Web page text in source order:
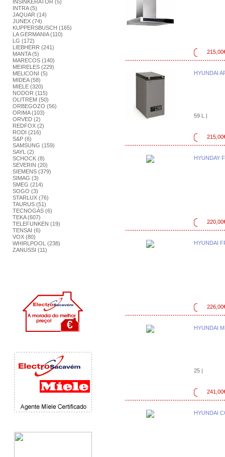
INSINKERATOR (5)
INTRA (5)
JAQUAR (14)
JUNEX (74)
KUPPERSBUSCH (165)
LA GERMANIA (110)
LG (172)
LIEBHERR (241)
MANTA (5)
MARECOS (140)
MEIRELES (229)
MELICONI (5)
MIDEA (58)
MIELE (320)
NODOR (115)
OLITREM (50)
ORBEGOZO (56)
ORIMA (103)
ORVED (2)
REDFOX (2)
RODI (216)
S&P (6)
SAMSUNG (159)
SAYL (2)
SCHOCK (8)
SEVERIN (20)
SIEMENS (379)
SIMAG (3)
SMEG (214)
SOGO (3)
STARLUX (76)
TAURUS (51)
TECNOGÁS (6)
TEKA (607)
TELEFUNKEN (19)
TENSAI (6)
VOX (80)
WHIRLPOOL (238)
ZANUSSI (11)
HYUNDAI
59 L |
HYUNDAY
HYUNDAI
HYUNDAI
25 |
HYUNDAI